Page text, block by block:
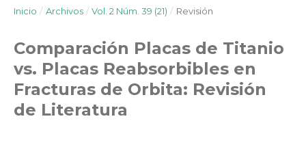
Inicio / Archivos / Vol. 2 Núm. 39 (21) / Revisión
Comparación Placas de Titanio
vs. Placas Reabsorbibles en
Fracturas de Orbita: Revisión
de Literatura